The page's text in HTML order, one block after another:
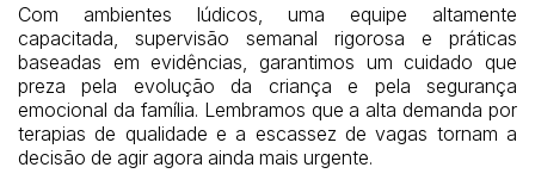
Com ambientes lúdicos, uma equipe altamente
capacitada, supervisão semanal rigorosa e práticas
baseadas em evidências, garantimos um cuidado que
preza pela evolução da criança e pela segurança
emocional da família. Lembramos que a alta demanda por
terapias de qualidade e a escassez de vagas tornam a
decisão de agir agora ainda mais urgente.